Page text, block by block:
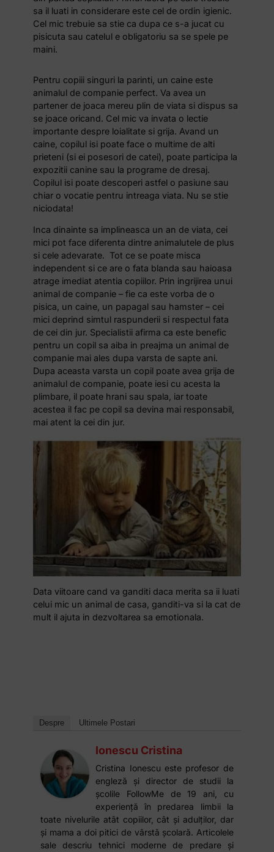
sa il luati in considerare este cel de ordin igienic.
Cel mic trebuie sa stie ca dupa ce s-a jucat cu
pisicuta sau catelul e obligatoriu sa se spele pe
maini.
Pentru copiii singuri la parinti, un caine este
animalul de companie perfect. Va avea un
partener de joaca mereu plin de viata si dispus sa
se joace oricand. Cel mic va invata o lectie
importante despre loialitate si grija. Avand un
caine, copilul isi poate face o multime de alti
prieteni (si ei posesori de catei), poate participa la
expozitii canine sau la programe de dresaj.
Copilul isi poate descoperi astfel o pasiune sau
chiar o vocatie pentru intreaga viata. Nu se stie
niciodata!
Inca dinainte sa implineasca un an de viata, cei
mici pot face diferenta dintre animalutele de plus
si cele adevarate. Tot ce se poate misca
independent si ce are o fata blanda sau haioasa
atrage imediat atentia copiilor. Prin ingrijirea unui
animal de companie – fie ca este vorba de o
pisica, un caine, un papagal sau hamster – cei
mici deprind simtul raspunderii si respectul fata
de cei din jur. Specialistii afirma ca este benefic
pentru un copil sa aiba in preajma un animal de
companie mai ales dupa varsta de sapte ani.
Dupa aceasta varsta un copil poate avea grija de
animalul de companie, poate iesi cu acesta la
plimbare, il poate hrani sau spala, iar toate
acestea il fac pe copil sa devina mai responsabil,
mai atent la cei din jur.
Data viitoare cand va ganditi daca merita sa ii luati
celui mic un animal de casa, ganditi-va si la cat de
mult il ajuta in dezvoltarea sa emotionala.
Despre Ultimele Postari
Ionescu Cristina
Cristina Ionescu este profesor de
engleză și director de studii la
școlile FollowMe de 19 ani, cu
experiență în predarea limbii la
toate nivelurile atât copiilor, cât și adulților, dar
și mama a doi pitici de vârstă școlară. Articolele
sale descriu tehnici moderne de predare și